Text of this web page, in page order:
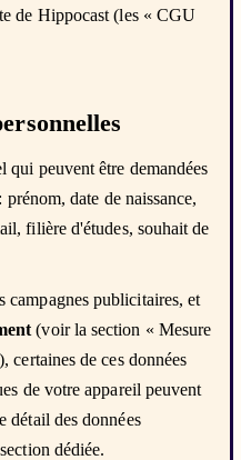
de Hippocast (les « CGU
qui peuvent être demandées
date de naissance,
filière d'études, souhait de
campagnes publicitaires, et
(voir la section « Mesure
de ces données
de votre appareil peuvent
détail des données
dédiée.